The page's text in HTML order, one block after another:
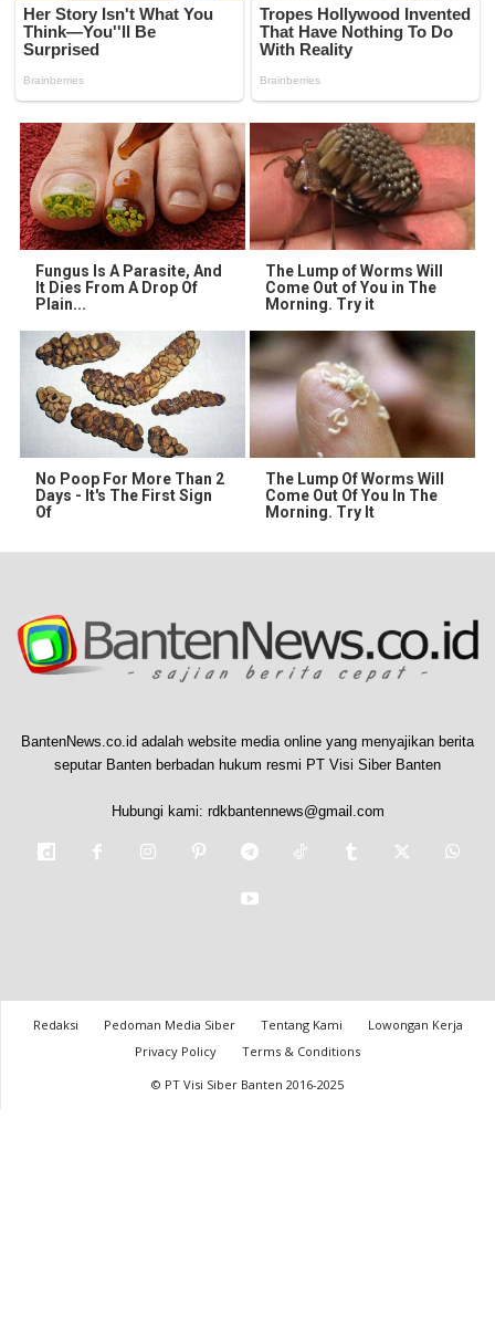
Fungus Is A Parasite, And
It Dies From A Drop Of
Plain...
The Lump of Worms Will
Come Out of You in The
Morning. Try it
No Poop For More Than 2
Days - It's The First Sign
Of
The Lump Of Worms Will
Come Out Of You In The
Morning. Try It
BantenNews.co.id adalah website media online yang menyajikan berita
seputar Banten berbadan hukum resmi PT Visi Siber Banten
Hubungi kami: rdkbantennews@gmail.com
Redaksi Pedoman Media Siber Tentang Kami
Lowongan Kerja
Privacy Policy
Terms & Conditions
© PT Visi Siber Banten 2016-2025